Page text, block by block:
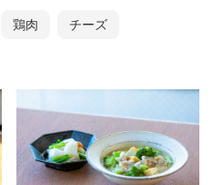
鶏肉 チーズ